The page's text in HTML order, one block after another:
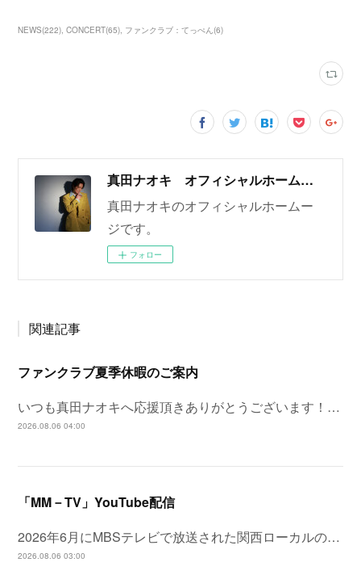
NEWS(222) CONCERT(65) ファンクラブ：てっぺん(6)
真田ナオキ オフィシャルホームページ
真田ナオキのオフィシャルホームー
ジです。
フォロー
関連記事
ファンクラブ夏季休暇のご案内
いつも真田ナオキへ応援頂きありがとうございます！…
2026.08.06 04:00
「MM－TV」YouTube配信
2026年6月にMBSテレビで放送された関西ローカルの…
2026.08.06 03:00